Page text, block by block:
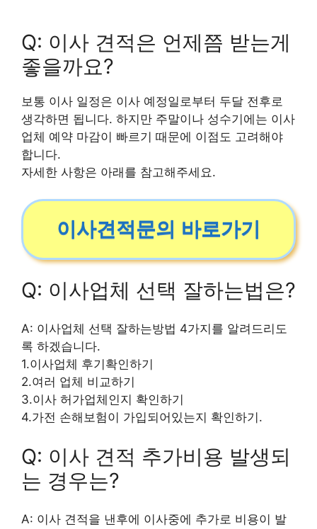
Q: 이사 견적은 언제쯤 받는게
좋을까요?
보통 이사 일정은 이사 예정일로부터 두달 전후로
생각하면 됩니다. 하지만 주말이나 성수기에는 이사
업체 예약 마감이 빠르기 때문에 이점도 고려해야
합니다.
자세한 사항은 아래를 참고해주세요.
이사견적문의 바로가기
Q: 이사업체 선택 잘하는법은?
A: 이사업체 선택 잘하는방법 4가지를 알려드리도
록 하겠습니다.
1.이사업체 후기확인하기
2.여러 업체 비교하기
3.이사 허가업체인지 확인하기
4.가전 손해보험이 가입되어있는지 확인하기.
Q: 이사 견적 추가비용 발생되
는 경우는?
A: 이사 견적을 낸후에 이사중에 추가로 비용이 발